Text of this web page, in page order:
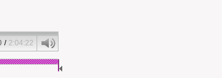
/ 2:04:22